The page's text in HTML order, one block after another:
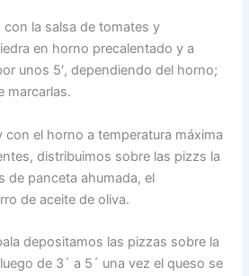
la salsa de tomates y
en horno precalentado y a
unos 5′, dependiendo del horno;
marcarlas.
con el horno a temperatura máxima
distribuimos sobre las pizzs la
de panceta ahumada, el
de aceite de oliva.
depositamos las pizzas sobre la
de 3´ a 5´ una vez el queso se